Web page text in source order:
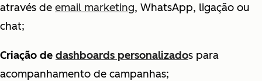
através de email marketing, WhatsApp, ligação ou
chat;
Criação de dashboards personalizados para
acompanhamento de campanhas;